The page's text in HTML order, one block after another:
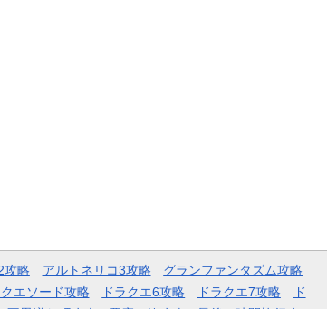
攻略 アルトネリコ3攻略
グランファンタズム攻略
クエソード攻略 ドラクエ6攻略 ドラクエ7攻略
ド